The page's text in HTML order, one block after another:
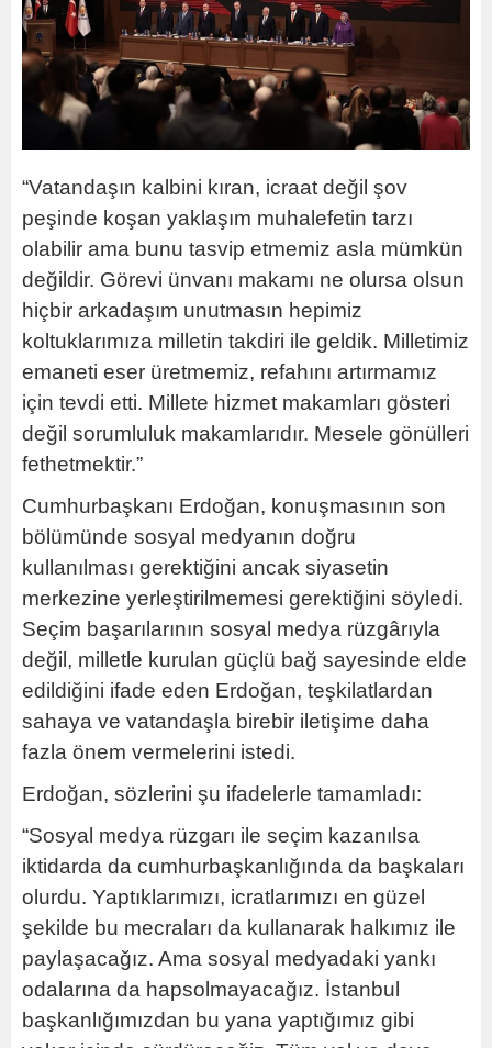
“Vatandaşın kalbini kıran, icraat değil şov
peşinde koşan yaklaşım muhalefetin tarzı
olabilir ama bunu tasvip etmemiz asla mümkün
değildir. Görevi ünvanı makamı ne olursa olsun
hiçbir arkadaşım unutmasın hepimiz
koltuklarımıza milletin takdiri ile geldik. Milletimiz
emaneti eser üretmemiz, refahını artırmamız
için tevdi etti. Millete hizmet makamları gösteri
değil sorumluluk makamlarıdır. Mesele gönülleri
fethetmektir.”
Cumhurbaşkanı Erdoğan, konuşmasının son
bölümünde sosyal medyanın doğru
kullanılması gerektiğini ancak siyasetin
merkezine yerleştirilmemesi gerektiğini söyledi.
Seçim başarılarının sosyal medya rüzgârıyla
değil, milletle kurulan güçlü bağ sayesinde elde
edildiğini ifade eden Erdoğan, teşkilatlardan
sahaya ve vatandaşla birebir iletişime daha
fazla önem vermelerini istedi.
Erdoğan, sözlerini şu ifadelerle tamamladı:
“Sosyal medya rüzgarı ile seçim kazanılsa
iktidarda da cumhurbaşkanlığında da başkaları
olurdu. Yaptıklarımızı, icratlarımızı en güzel
şekilde bu mecraları da kullanarak halkımız ile
paylaşacağız. Ama sosyal medyadaki yankı
odalarına da hapsolmayacağız. İstanbul
başkanlığımızdan bu yana yaptığımız gibi